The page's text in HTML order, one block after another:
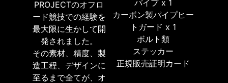
PROJECTのオフロ
ード競技での経験を
最大限に生かして開
発されました。
その素材、精度、製
造工程、デザインに
至るまで全てが、オ
パイプ x 1
カーボン製パイプヒー
トガード x 1
ボルト類
ステッカー
正規販売証明カード